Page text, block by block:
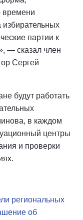
времени
партии к
— сказал член
Сергей
будут работать
в каждом
центры
и проверки
региональных
об